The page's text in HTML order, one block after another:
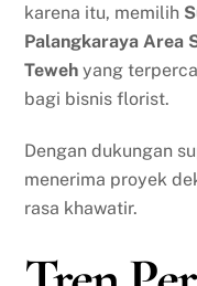
karena itu, memilih
Palangkaraya Area
Teweh yang
bagi bisnis florist.
Dengan dukungan
menerima proyek
rasa khawatir.